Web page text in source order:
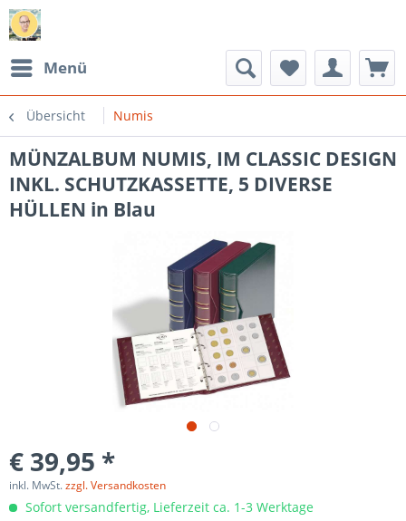
Menü
Übersicht Numis
MÜNZALBUM NUMIS, IM CLASSIC DESIGN
INKL. SCHUTZKASSETTE, 5 DIVERSE
HÜLLEN in Blau
€ 39,95 *
inkl. MwSt.zzgl. Versandkosten
Sofort versandfertig, Lieferzeit ca. 1-3 Werktage